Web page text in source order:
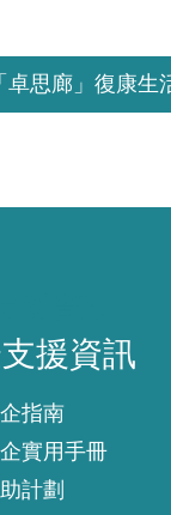
「卓思廊」復康
援資訊
指南
實用手冊
計劃